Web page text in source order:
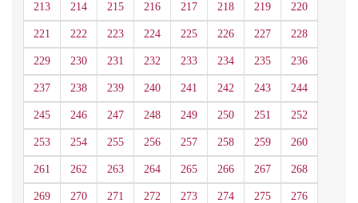
213 214 215 216 217 218 219 220
221 222 223 224 225 226 227 228
229 230 231 232 233 234 235 236
237 238 239 240 241 242 243 244
245 246 247 248 249 250 251 252
253 254 255 256 257 258 259 260
261 262 263 264 265 266 267 268
269 270 271 272 273 274 275 276